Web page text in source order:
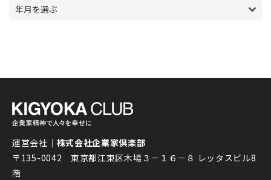
年月を選ぶ
運営会社｜ 株式会社企業家倶楽部
〒135-0042 東京都江東区木場３－１６－８ レッタスビル8
階